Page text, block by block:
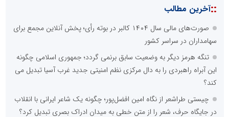
::آخرین مطالب
صورت‌های مالی سال ۱۴۰۴ کالبر در بوته رأی؛ پخش آنلاین مجمع برای
سهامداران در سراسر کشور
تنگه هرمز دیگر به وضعیت سابق برنمی گردد؛ جمهوری اسلامی چگونه
این آبراه راهبردی را به دال مرکزی نظم امنیتی جدید غرب آسیا تبدیل می
کند؟
چیستی طراشعر از نگاه امین افضل‌پور؛ چگونه یک شاعر ایرانی با انقلاب
در جایگاه حرف، شعر را از متن خطی به میدان ادراک بصری تبدیل کرد؟